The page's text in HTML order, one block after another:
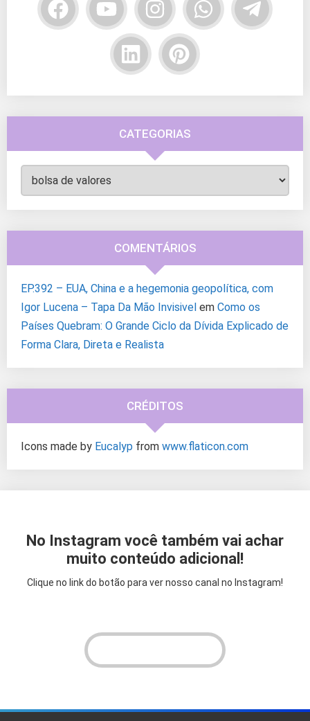
CATEGORIAS
Categorias
COMENTÁRIOS
EP.392 – EUA, China e a hegemonia geopolítica, com
Igor Lucena – Tapa Da Mão Invisivel em Como os
Países Quebram: O Grande Ciclo da Dívida Explicado de
Forma Clara, Direta e Realista
CRÉDITOS
Icons made by Eucalyp from www.flaticon.com
No Instagram você também vai achar
muito conteúdo adicional!
Clique no link do botão para ver nosso canal no Instagram!